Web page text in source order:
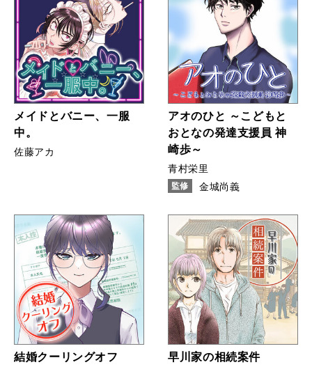
メイドとバニー、一服
中。
佐藤アカ
アオのひと ～こどもと
おとなの発達支援員 神
崎歩～
青村栄里
監修 金城尚義
結婚クーリングオフ 早川家の相続案件